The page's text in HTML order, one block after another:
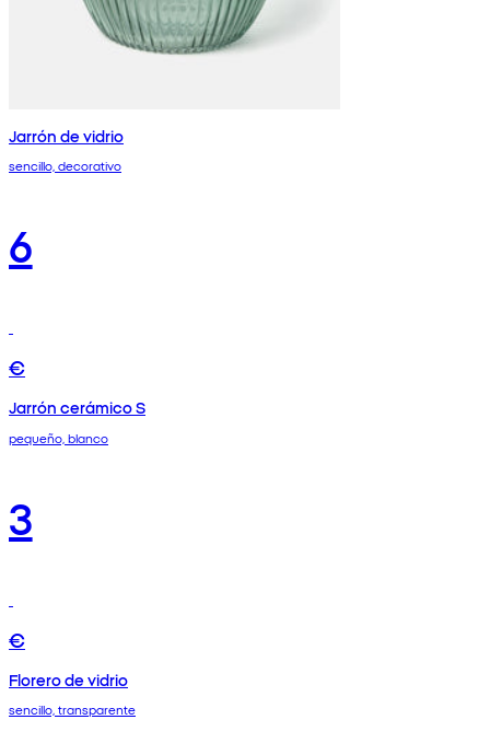
Jarrón de vidrio
sencillo, decorativo
6
€
Jarrón cerámico S
pequeño, blanco
3
€
Florero de vidrio
sencillo, transparente